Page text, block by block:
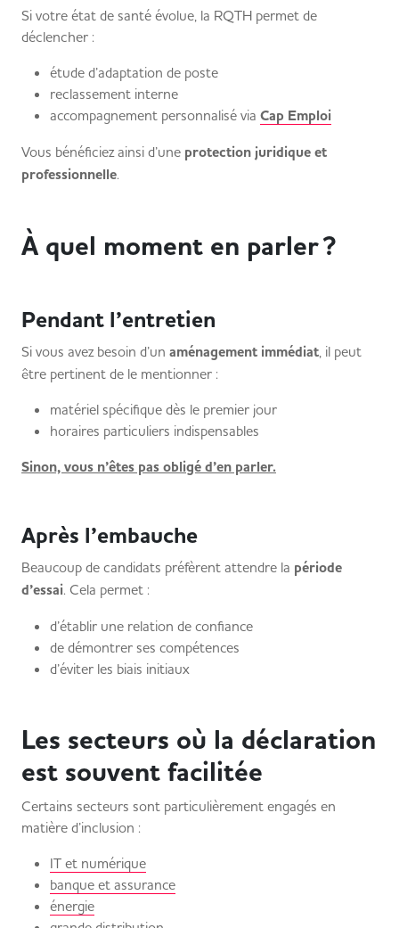
Si votre état de santé évolue, la RQTH permet de
déclencher :
étude d’adaptation de poste
reclassement interne
accompagnement personnalisé via Cap Emploi
Vous bénéficiez ainsi d’une protection juridique et
professionnelle.
À quel moment en parler ?
Pendant l’entretien
Si vous avez besoin d’un aménagement immédiat, il peut
être pertinent de le mentionner :
matériel spécifique dès le premier jour
horaires particuliers indispensables
Sinon, vous n’êtes pas obligé d’en parler.
Après l’embauche
Beaucoup de candidats préfèrent attendre la période
d’essai. Cela permet :
d’établir une relation de confiance
de démontrer ses compétences
d’éviter les biais initiaux
Les secteurs où la déclaration
est souvent facilitée
Certains secteurs sont particulièrement engagés en
matière d’inclusion :
IT et numérique
banque et assurance
énergie